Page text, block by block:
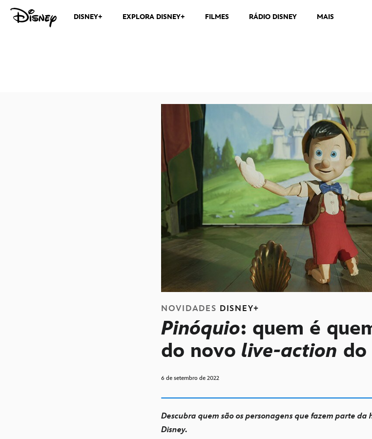
DISNEY+ EXPLORA DISNEY+ FILMES RÁDIO DISNEY MAIS
NOVIDADES DISNEY+
Pinóquio: quem é
do novo live-action do
6 de setembro de 2022
Descubra quem são os personagens que fazem parte
Disney.